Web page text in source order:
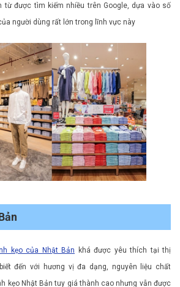
từ được tìm kiếm nhiều trên Google, dựa vào số
người dùng rất lớn trong lĩnh vực này
kẹo của Nhật Bản khá được yêu thích tại thị
đến với hương vị đa dạng, nguyên liệu chất
kẹo Nhật Bản tuy giá thành cao nhưng vẫn được